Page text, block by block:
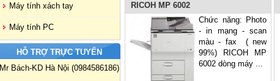
Máy tính xách tay
Máy tính PC
HỖ TRỢ TRỰC TUYẾN
Mr Bách-KD Hà Nội (0984586186)
RICOH MP 6002
Chức năng: Photo
- in mạng - scan
màu - fax ( new
99%) RICOH MP
6002 dòng máy ...